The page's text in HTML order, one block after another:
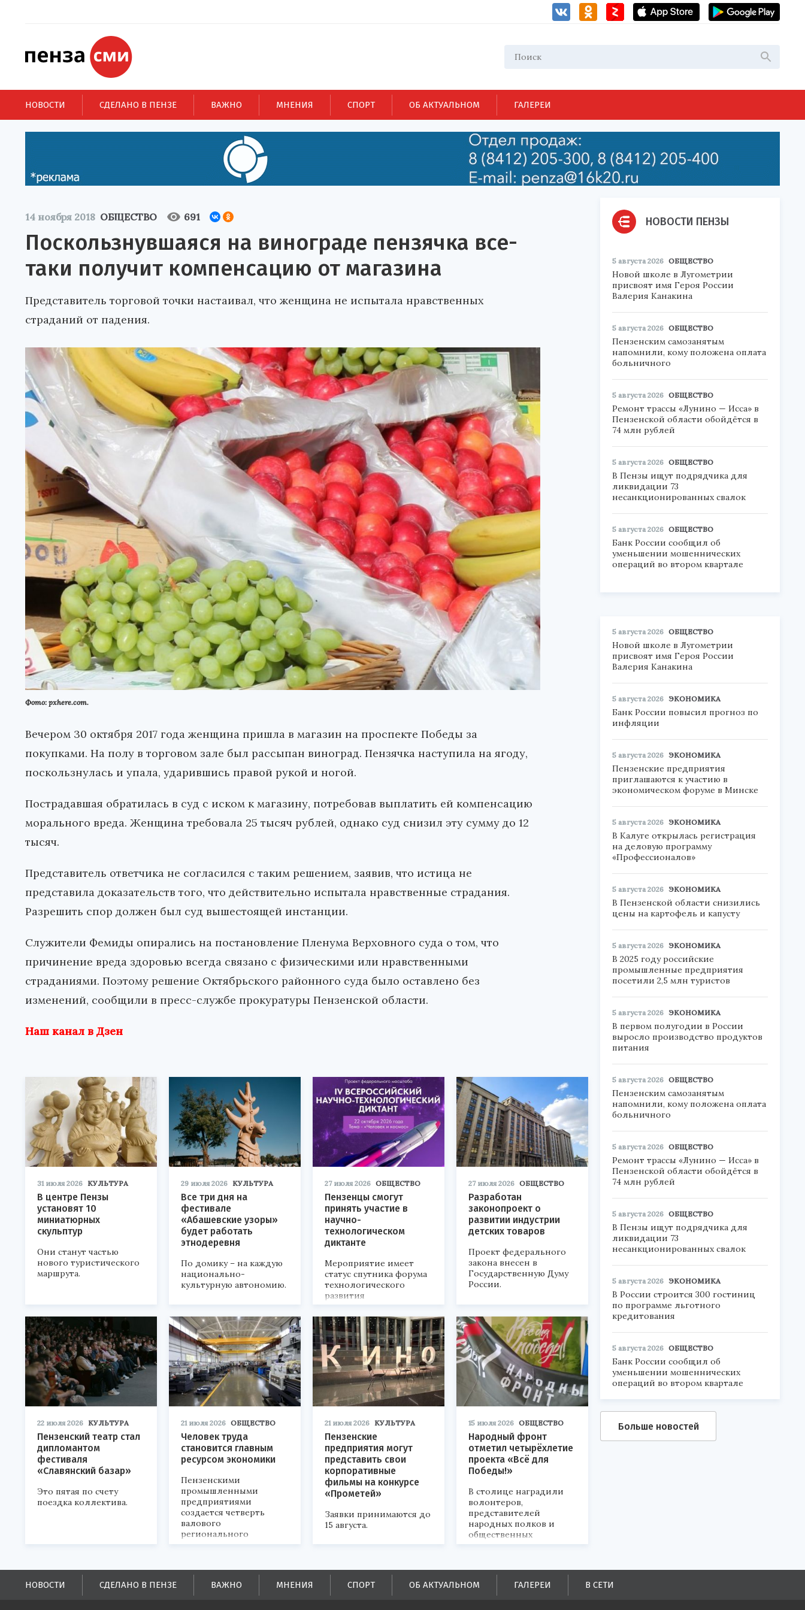
НОВОСТИ СДЕЛАНО В ПЕНЗЕ ВАЖНО МНЕНИЯ СПОРТ ОБ АКТУАЛЬНОМ ГАЛЕРЕИ
14 ноября 2018 ОБЩЕСТВО 691
Поскользнувшаяся на винограде пензячка все-
таки получит компенсацию от магазина
Представитель торговой точки настаивал, что женщина не испытала нравственных
страданий от падения.
Фото: pxhere.com.
Вечером 30 октября 2017 года женщина пришла в магазин на проспекте Победы за
покупками. На полу в торговом зале был рассыпан виноград. Пензячка наступила на ягоду,
поскользнулась и упала, ударившись правой рукой и ногой.
Пострадавшая обратилась в суд с иском к магазину, потребовав выплатить ей компенсацию
морального вреда. Женщина требовала 25 тысяч рублей, однако суд снизил эту сумму до 12
тысяч.
Представитель ответчика не согласился с таким решением, заявив, что истица не
представила доказательств того, что действительно испытала нравственные страдания.
Разрешить спор должен был суд вышестоящей инстанции.
Служители Фемиды опирались на постановление Пленума Верховного суда о том, что
причинение вреда здоровью всегда связано с физическими или нравственными
страданиями. Поэтому решение Октябрьского районного суда было оставлено без
изменений, сообщили в пресс-службе прокуратуры Пензенской области.
Наш канал в Дзен
31 июля 2026 КУЛЬТУРА
В центре Пензы
установят 10
миниатюрных
скульптур
Они станут частью
нового туристического
маршрута.
29 июля 2026 КУЛЬТУРА
Все три дня на
фестивале
«Абашевские узоры»
будет работать
этнодеревня
По домику – на каждую
национально-
культурную автономию.
27 июля 2026 ОБЩЕСТВО
Пензенцы смогут
принять участие в
научно-
технологическом
диктанте
Мероприятие имеет
статус спутника форума
технологического
развития
«Технопром-2026».
27 июля 2026 ОБЩЕСТВО
Разработан
законопроект о
развитии индустрии
детских товаров
Проект федерального
закона внесен в
Государственную Думу
России.
22 июля 2026 КУЛЬТУРА
Пензенский театр стал
дипломантом
фестиваля
«Славянский базар»
Это пятая по счету
поездка коллектива.
21 июля 2026 ОБЩЕСТВО
Человек труда
становится главным
ресурсом экономики
Пензенскими
промышленными
предприятиями
создается четверть
валового
регионального
продукта и
поступлений в
бюджеты всех уровней.
21 июля 2026 КУЛЬТУРА
Пензенские
предприятия могут
представить свои
корпоративные
фильмы на конкурсе
«Прометей»
Заявки принимаются до
15 августа.
15 июля 2026 ОБЩЕСТВО
Народный фронт
отметил четырёхлетие
проекта «Всё для
Победы!»
В столице наградили
волонтеров,
представителей
народных полков и
общественных
объединений.
НОВОСТИ ПЕНЗЫ
5 августа 2026 ОБЩЕСТВО
Новой школе в Лугометрии
присвоят имя Героя России
Валерия Канакина
5 августа 2026 ОБЩЕСТВО
Пензенским самозанятым
напомнили, кому положена оплата
больничного
5 августа 2026 ОБЩЕСТВО
Ремонт трассы «Лунино — Исса» в
Пензенской области обойдётся в
74 млн рублей
5 августа 2026 ОБЩЕСТВО
В Пензы ищут подрядчика для
ликвидации 73
несанкционированных свалок
5 августа 2026 ОБЩЕСТВО
Банк России сообщил об
уменьшении мошеннических
операций во втором квартале
5 августа 2026 ОБЩЕСТВО
Новой школе в Лугометрии
присвоят имя Героя России
Валерия Канакина
5 августа 2026 ЭКОНОМИКА
Банк России повысил прогноз по
инфляции
5 августа 2026 ЭКОНОМИКА
Пензенские предприятия
приглашаются к участию в
экономическом форуме в Минске
5 августа 2026 ЭКОНОМИКА
В Калуге открылась регистрация
на деловую программу
«Профессионалов»
5 августа 2026 ЭКОНОМИКА
В Пензенской области снизились
цены на картофель и капусту
5 августа 2026 ЭКОНОМИКА
В 2025 году российские
промышленные предприятия
посетили 2,5 млн туристов
5 августа 2026 ЭКОНОМИКА
В первом полугодии в России
выросло производство продуктов
питания
5 августа 2026 ОБЩЕСТВО
Пензенским самозанятым
напомнили, кому положена оплата
больничного
5 августа 2026 ОБЩЕСТВО
Ремонт трассы «Лунино — Исса» в
Пензенской области обойдётся в
74 млн рублей
5 августа 2026 ОБЩЕСТВО
В Пензы ищут подрядчика для
ликвидации 73
несанкционированных свалок
5 августа 2026 ЭКОНОМИКА
В России строится 300 гостиниц
по программе льготного
кредитования
5 августа 2026 ОБЩЕСТВО
Банк России сообщил об
уменьшении мошеннических
операций во втором квартале
Больше новостей
НОВОСТИ СДЕЛАНО В ПЕНЗЕ ВАЖНО МНЕНИЯ СПОРТ ОБ АКТУАЛЬНОМ ГАЛЕРЕИ В СЕТИ